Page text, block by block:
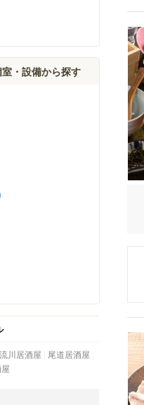
・設備から探す
流川居酒屋
尾道居酒屋